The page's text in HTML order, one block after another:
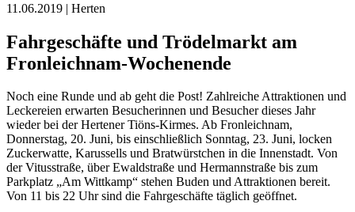
11.06.2019 | Herten
Fahrgeschäfte und Trödelmarkt am
Fronleichnam-Wochenende
Noch eine Runde und ab geht die Post! Zahlreiche Attraktionen und
Leckereien erwarten Besucherinnen und Besucher dieses Jahr
wieder bei der Hertener Tiöns-Kirmes. Ab Fronleichnam,
Donnerstag, 20. Juni, bis einschließlich Sonntag, 23. Juni, locken
Zuckerwatte, Karussells und Bratwürstchen in die Innenstadt. Von
der Vitusstraße, über Ewaldstraße und Hermannstraße bis zum
Parkplatz „Am Wittkamp“ stehen Buden und Attraktionen bereit.
Von 11 bis 22 Uhr sind die Fahrgeschäfte täglich geöffnet.